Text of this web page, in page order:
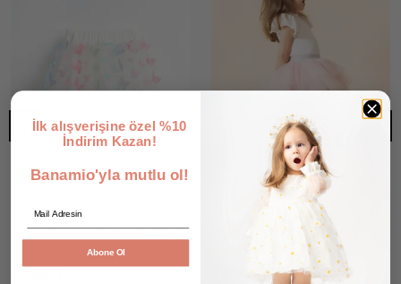
Lucie 3D Kelebek Detaylı Kız Çocuk Tütü Etek
10 değerlendirme
İlk alışverişine özel %10
İndirim Kazan!
Banamio'yla mutlu ol!
Abone Ol